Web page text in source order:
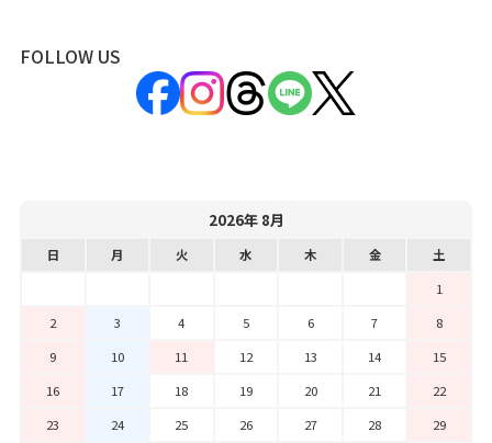
FOLLOW US
2026年 8月
日 月 火 水 木 金
土
1
2
3 4 5 6 7
8
9
10 11 12 13 14
15
16
17 18 19 20 21
22
23
24 25 26 27 28
29